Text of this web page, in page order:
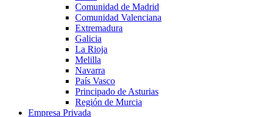
Comunidad de Madrid
Comunidad Valenciana
Extremadura
Galicia
La Rioja
Melilla
Navarra
País Vasco
Principado de Asturias
Región de Murcia
Empresa Privada